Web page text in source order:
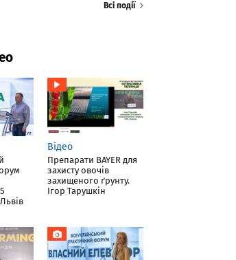
Всі події
Відео
Препарати BAYER для
захисту овочів
захищеного ґрунту.
Ігор Тарушкін